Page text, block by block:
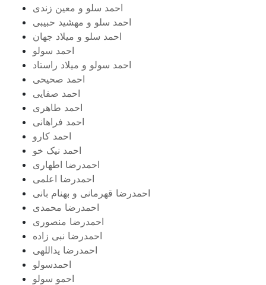
احمد سلو و معین زندی
احمد سلو و مهشید حبیبی
احمد سلو و میلاد جهان
احمد سولو
احمد سولو و میلاد راستاد
احمد صحیحی
احمد صفایی
احمد طاهری
احمد فراهانی
احمد کارو
احمد نیک خو
احمدرضا اطهاری
احمدرضا اعلمی
احمدرضا قهرمانی و بهنام بانی
احمدرضا محمدی
احمدرضا منصوری
احمدرضا نبی زاده
احمدرضا یداللهی
احمدسولو
احمو سولو